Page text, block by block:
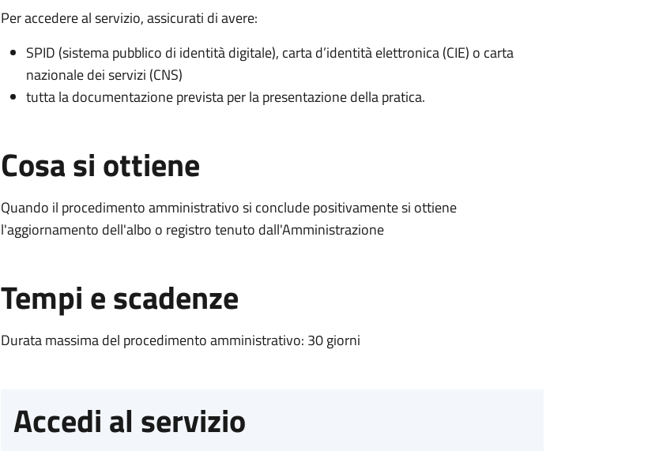
Per accedere al servizio, assicurati di avere:
SPID (sistema pubblico di identità digitale), carta d’identità elettronica (CIE) o carta
nazionale dei servizi (CNS)
tutta la documentazione prevista per la presentazione della pratica.
Cosa si ottiene
Quando il procedimento amministrativo si conclude positivamente si ottiene
l'aggiornamento dell'albo o registro tenuto dall'Amministrazione
Tempi e scadenze
Durata massima del procedimento amministrativo: 30 giorni
Accedi al servizio